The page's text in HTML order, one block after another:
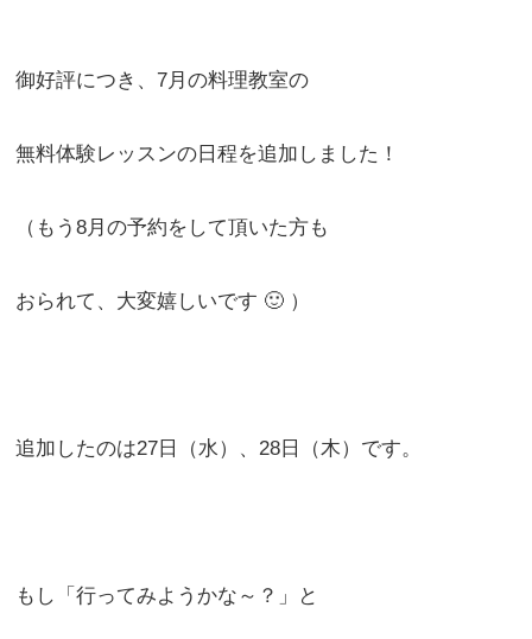
御好評につき、7月の料理教室の
無料体験レッスンの日程を追加しました！
（もう8月の予約をして頂いた方も
おられて、大変嬉しいです 🙂 ）
追加したのは27日（水）、28日（木）です。
もし「行ってみようかな～？」と